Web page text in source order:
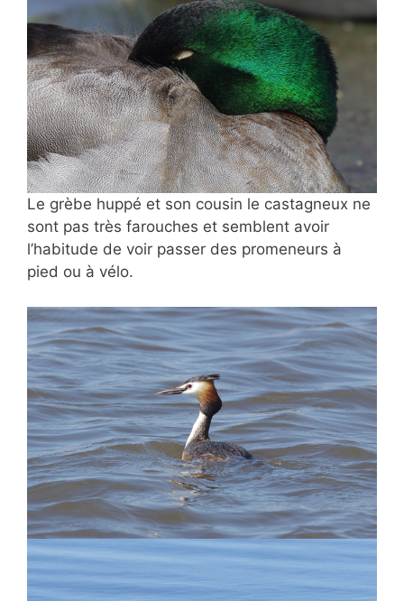
Le grèbe huppé et son cousin le castagneux ne
sont pas très farouches et semblent avoir
l’habitude de voir passer des promeneurs à
pied ou à vélo.